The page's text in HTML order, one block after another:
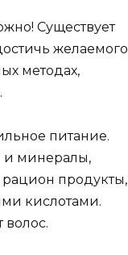
Существует
желаемого
методах,
питание.
и минералы,
рацион продукты,
кислотами.